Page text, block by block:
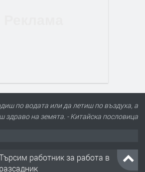
по водата или да летиш по въздуха, а
здраво на земята. - Китайскa пословицa
работник за работа в
разсадник